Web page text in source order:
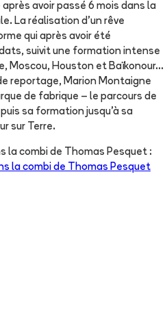
avoir passé 6 mois dans la
La réalisation d'un rêve
qui après avoir été
suivit une formation intense
Moscou, Houston et Baïkonour...
reportage, Marion Montaigne
de fabrique – le parcours de
sa formation jusqu'à sa
sur Terre.
la combi de Thomas Pesquet :
la combi de Thomas Pesquet